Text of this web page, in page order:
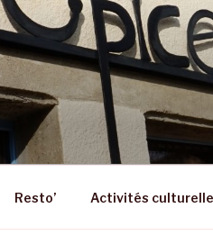
ST
– Resto
Resto’ Activités